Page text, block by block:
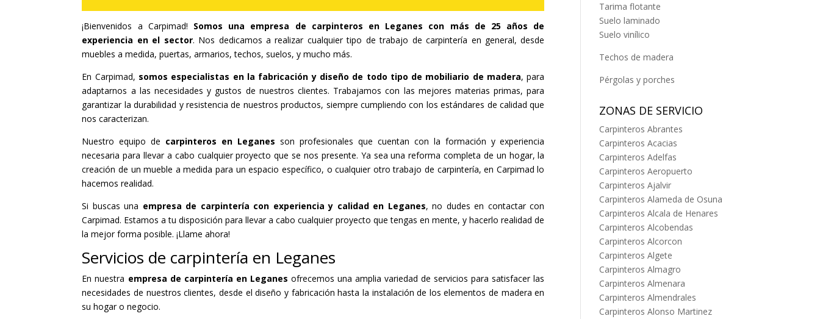
¡Bienvenidos a Carpimad! Somos una empresa de carpinteros en Leganes con más de 25 años de
experiencia en el sector. Nos dedicamos a realizar cualquier tipo de trabajo de carpintería en general, desde
muebles a medida, puertas, armarios, techos, suelos, y mucho más.
En Carpimad, somos especialistas en la fabricación y diseño de todo tipo de mobiliario de madera, para
adaptarnos a las necesidades y gustos de nuestros clientes. Trabajamos con las mejores materias primas, para
garantizar la durabilidad y resistencia de nuestros productos, siempre cumpliendo con los estándares de calidad que
nos caracterizan.
Nuestro equipo de carpinteros en Leganes son profesionales que cuentan con la formación y experiencia
necesaria para llevar a cabo cualquier proyecto que se nos presente. Ya sea una reforma completa de un hogar, la
creación de un mueble a medida para un espacio específico, o cualquier otro trabajo de carpintería, en Carpimad lo
hacemos realidad.
Si buscas una empresa de carpintería con experiencia y calidad en Leganes, no dudes en contactar con
Carpimad. Estamos a tu disposición para llevar a cabo cualquier proyecto que tengas en mente, y hacerlo realidad de
la mejor forma posible. ¡Llame ahora!
Servicios de carpintería en Leganes
En nuestra empresa de carpintería en Leganes ofrecemos una amplia variedad de servicios para satisfacer las
necesidades de nuestros clientes, desde el diseño y fabricación hasta la instalación de los elementos de madera en
su hogar o negocio.
Tarima flotante
Suelo laminado
Suelo vinílico
Techos de madera
Pérgolas y porches
ZONAS DE SERVICIO
Carpinteros Abrantes
Carpinteros Acacias
Carpinteros Adelfas
Carpinteros Aeropuerto
Carpinteros Ajalvir
Carpinteros Alameda de Osuna
Carpinteros Alcala de Henares
Carpinteros Alcobendas
Carpinteros Alcorcon
Carpinteros Algete
Carpinteros Almagro
Carpinteros Almenara
Carpinteros Almendrales
Carpinteros Alonso Martinez